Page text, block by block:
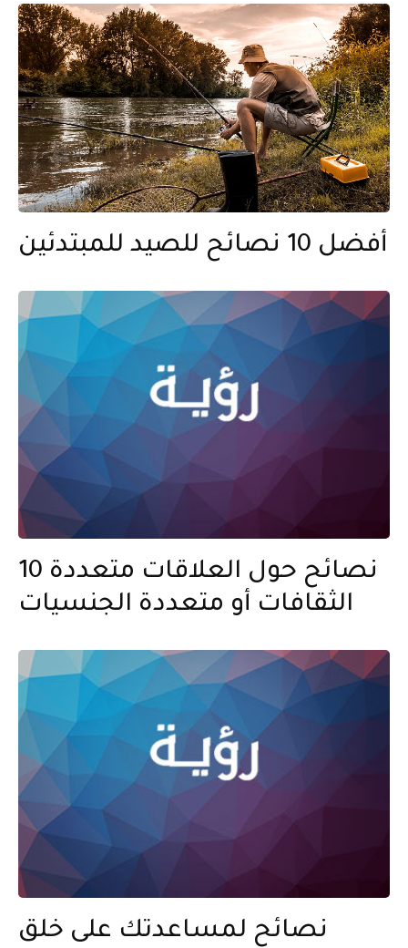
أفضل 10 نصائح للصيد للمبتدئين
10 نصائح حول العلاقات متعددة
الثقافات أو متعددة الجنسيات
نصائح لمساعدتك على خلق